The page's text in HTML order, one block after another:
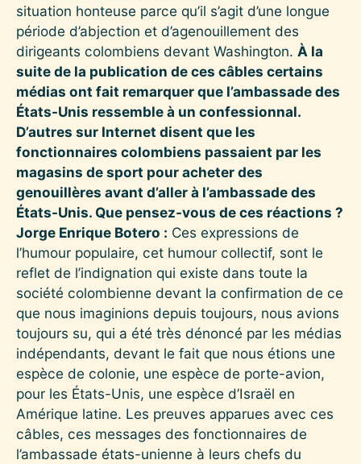
situation honteuse parce qu’il s’agit d’une longue
période d’abjection et d’agenouillement des
dirigeants colombiens devant Washington. À la
suite de la publication de ces câbles certains
médias ont fait remarquer que l’ambassade des
États-Unis ressemble à un confessionnal.
D’autres sur Internet disent que les
fonctionnaires colombiens passaient par les
magasins de sport pour acheter des
genouillères avant d’aller à l’ambassade des
États-Unis. Que pensez-vous de ces réactions ?
Jorge Enrique Botero : Ces expressions de
l’humour populaire, cet humour collectif, sont le
reflet de l’indignation qui existe dans toute la
société colombienne devant la confirmation de ce
que nous imaginions depuis toujours, nous avions
toujours su, qui a été très dénoncé par les médias
indépendants, devant le fait que nous étions une
espèce de colonie, une espèce de porte-avion,
pour les États-Unis, une espèce d’Israël en
Amérique latine. Les preuves apparues avec ces
câbles, ces messages des fonctionnaires de
l’ambassade états-unienne à leurs chefs du